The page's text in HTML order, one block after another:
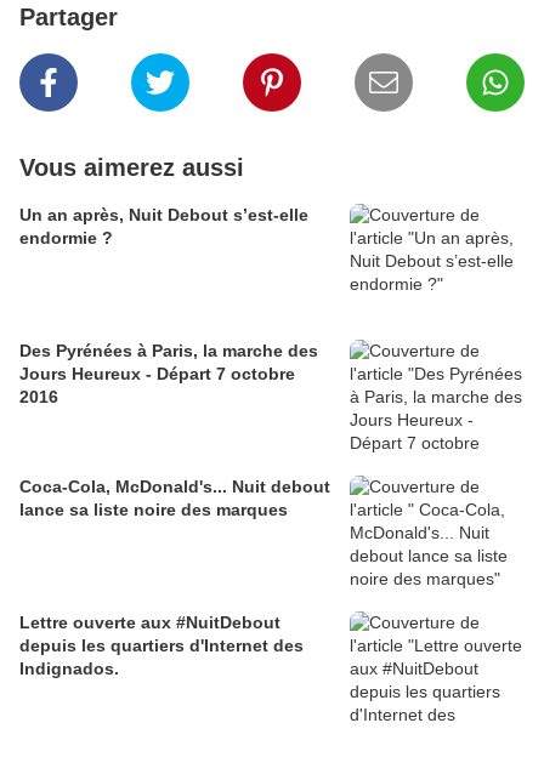
Partager
Vous aimerez aussi
Un an après, Nuit Debout s’est-elle
endormie ?
Des Pyrénées à Paris, la marche des
Jours Heureux - Départ 7 octobre
2016
Coca-Cola, McDonald's... Nuit debout
lance sa liste noire des marques
Lettre ouverte aux #NuitDebout
depuis les quartiers d'Internet des
Indignados.